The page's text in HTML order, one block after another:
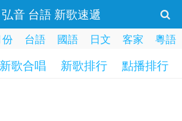
弘音 台語 新歌速遞
份 台語 國語 日文 客家 粵語
新歌合唱 新歌排行 點播排行